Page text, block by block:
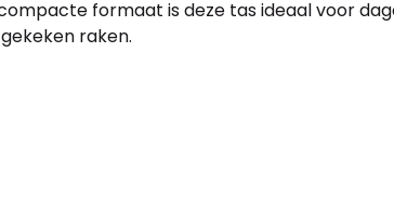
formaat is deze tas ideaal voor
raken.